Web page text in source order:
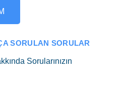
SORULAN SORULAR
Sorularınızın